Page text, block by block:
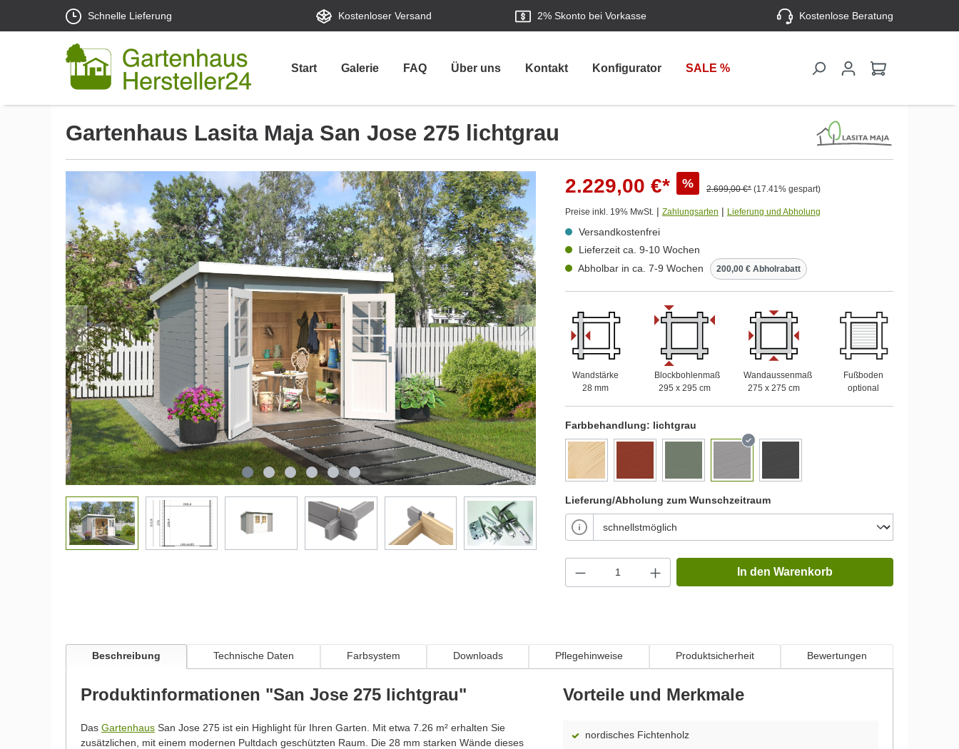
Schnelle Lieferung Kostenloser Versand 2% Skonto bei Vorkasse Kostenlose Beratung
Start Galerie FAQ Über uns Kontakt Konfigurator SALE %
Gartenhaus Lasita Maja San Jose 275 lichtgrau
2.229,00 €* % 2.699,00 €* (17.41% gespart)
Preise inkl. 19% MwSt. | Zahlungsarten | Lieferung und Abholung
Versandkostenfrei
Lieferzeit ca. 9-10 Wochen
Abholbar in ca. 7-9 Wochen
200,00 € Abholrabatt
Wandstärke
28 mm
Blockbohlenmaß
295 x 295 cm
Wandaussenmaß
275 x 275 cm
Fußboden
optional
Farbbehandlung: lichtgrau
Lieferung/Abholung zum Wunschzeitraum
In den Warenkorb
Beschreibung Technische Daten Farbsystem Downloads Pflegehinweise Produktsicherheit Bewertungen
Produktinformationen "San Jose 275 lichtgrau"
Das Gartenhaus San Jose 275 ist ein Highlight für Ihren Garten. Mit etwa 7.26 m² erhalten Sie
zusätzlichen, mit einem modernen Pultdach geschützten Raum. Die 28 mm starken Wände dieses
Vorteile und Merkmale
nordisches Fichtenholz